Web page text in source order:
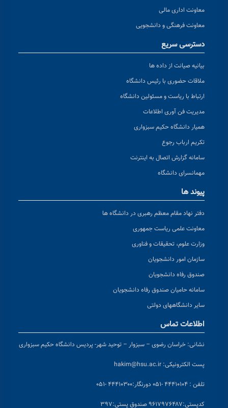
معاونت اداری مالی
معاونت فرهنگی و دانشجویی
دسترسی سریع
بیانیه صیانت از داده ها
ملاقات حضوری با رئیس دانشگاه
ارتباط با ریاست و مسئولین دانشگاه
مدیریت فن آوری اطلاعات
همیار دانشگاه حکیم سبزواری
تکریم ارباب رجوع
سامانه گزارش اتصال به اینترنت
مهمانسرای دانشگاه
پیوند ها
دفتر نهاد مقام معظم رهبری در دانشگاه ها
معاونت علمی ریاست جمهوری
وزارت علوم، تحقیقات و فناوری
سازمان امور دانشجویان
صندوق رفاه دانشجویان
سامانه حامیان صندوق رفاه دانشجویان
سایر دانشگاههای دولتی
اطلاعات تماس
نشانی: خراسان رضوی – سبزوار – توحید شهر- پردیس دانشگاه حکیم سبزواری
پست الکترونیکی: hakim@hsu.ac.ir
تلفن : ۴۴۴۱۰۱۰۴ -۰۵۱ دورنگار:۴۴۴۱۰۳۰۰ -۰۵۱
کدپستی:۹۶۱۷۹۷۶۴۸۷ صندوق پستی:۳۹۷